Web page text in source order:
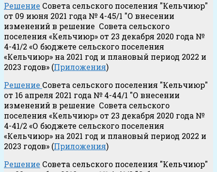
Решение Совета сельского поселения "Кельчиюр"
от 09 июня 2021 года № 4-45/1 "О внесении
изменений в решение Совета сельского
поселения «Кельчиюр» от 23 декабря 2020 года №
4-41/2 «О бюджете сельского поселения
«Кельчиюр» на 2021 год и плановый период 2022 и
2023 годов» (Приложения)
Решение Совета сельского поселения "Кельчиюр"
от 16 апреля 2021 года № 4-44/1 "О внесении
изменений в решение Совета сельского
поселения «Кельчиюр» от 23 декабря 2020 года №
4-41/2 «О бюджете сельского поселения
«Кельчиюр» на 2021 год и плановый период 2022 и
2023 годов» (Приложения)
Решение Совета сельского поселения "Кельчиюр"